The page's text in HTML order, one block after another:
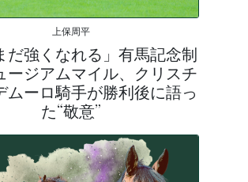
上保周平
だ強くなれる」有馬記念制
ージアムマイル、クリスチ
ムーロ騎手が勝利後に語っ
た“敬意”